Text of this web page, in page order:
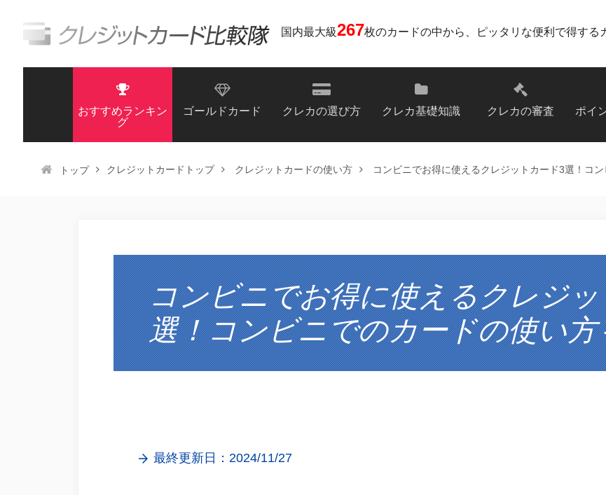
国内最大級267枚のカードの中から、ピッタリな便利で得する
おすすめランキン
グ
ゴールドカード クレカの選び方 クレカ基礎知識 クレカの審査 ポイ
トップ クレジットカードトップ クレジットカードの使い方 コンビニでお得に使えるクレジットカード3選！コ
コンビニでお得に使えるクレジ
選！コンビニでのカードの使い方
最終更新日：2024/11/27